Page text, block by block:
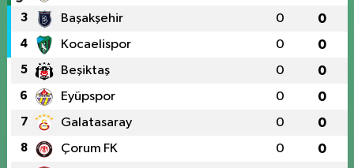
3 Başakşehir 0 0
4 Kocaelispor 0 0
5 Beşiktaş 0 0
6 Eyüpspor 0 0
7 Galatasaray 0 0
8 Çorum FK 0 0